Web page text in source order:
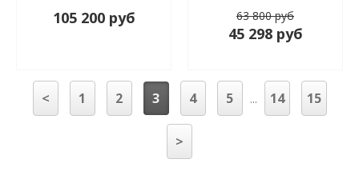
105 200 руб 63 800 руб
45 298 руб
< 1 2 3 4 5 ... 14 15
>